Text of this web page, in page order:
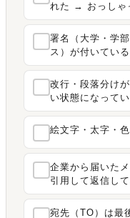
れた → おっしゃ
署名（大学・学
ス）が付いている
改行・段落分け
い状態になって
絵文字・太字・
企業から届いた
引用して返信し
宛先（TO）は最